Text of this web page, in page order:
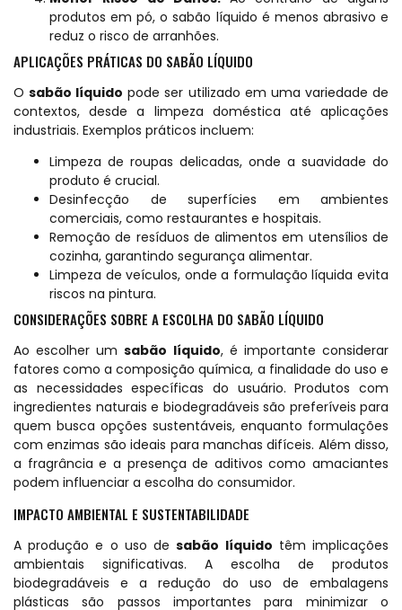
produtos em pó, o sabão líquido é menos abrasivo e
reduz o risco de arranhões.
APLICAÇÕES PRÁTICAS DO SABÃO LÍQUIDO
Osabão líquido pode ser utilizado em uma variedade de
contextos, desde a limpeza doméstica até aplicações
industriais. Exemplos práticos incluem:
Limpeza de roupas delicadas, onde a suavidade do
produto é crucial.
Desinfecção de superfícies em ambientes
comerciais, como restaurantes e hospitais.
Remoção de resíduos de alimentos em utensílios de
cozinha, garantindo segurança alimentar.
Limpeza de veículos, onde a formulação líquida evita
riscos na pintura.
CONSIDERAÇÕES SOBRE A ESCOLHA DO SABÃO LÍQUIDO
Ao escolher umsabão líquido, é importante considerar
fatores como a composição química, a finalidade do uso e
as necessidades específicas do usuário. Produtos com
ingredientes naturais e biodegradáveis são preferíveis para
quem busca opções sustentáveis, enquanto formulações
com enzimas são ideais para manchas difíceis. Além disso,
a fragrância e a presença de aditivos como amaciantes
podem influenciar a escolha do consumidor.
IMPACTO AMBIENTAL E SUSTENTABILIDADE
A produção e o uso desabão líquido têm implicações
ambientais significativas. A escolha de produtos
biodegradáveis e a redução do uso de embalagens
plásticas são passos importantes para minimizar o